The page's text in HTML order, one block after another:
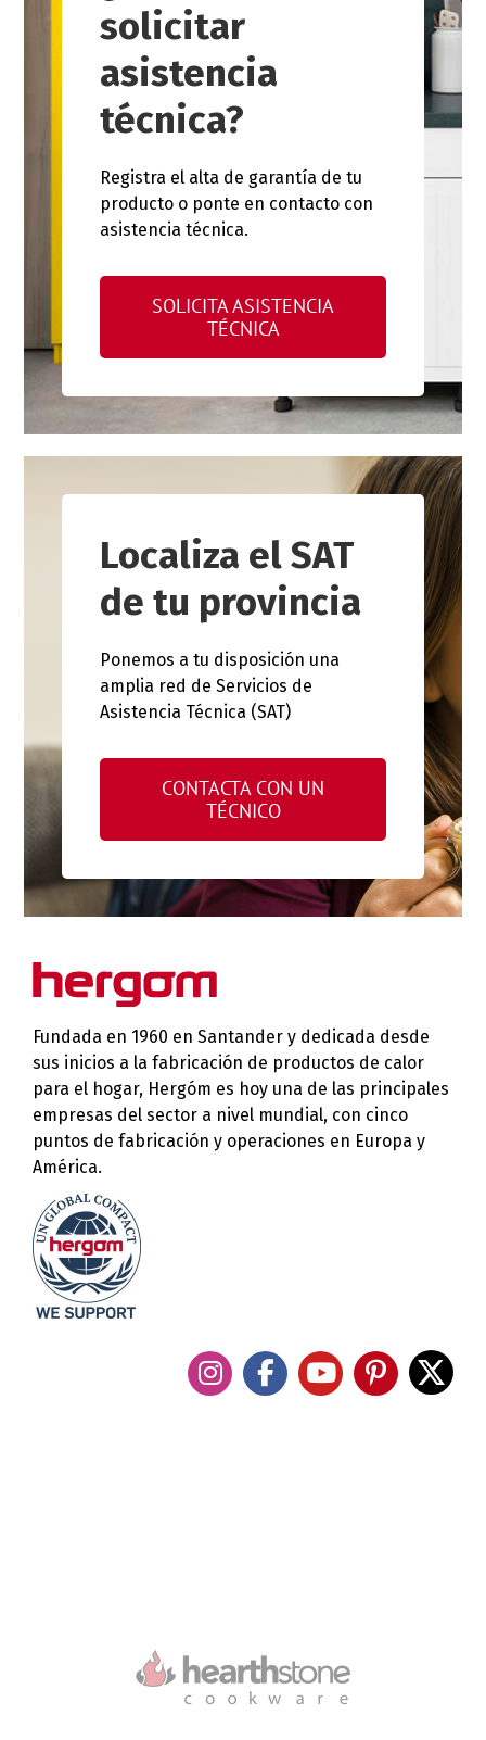
solicitar
asistencia
técnica?
Registra el alta de garantía de tu
producto o ponte en contacto con
asistencia técnica.
SOLICITA ASISTENCIA
TÉCNICA
Localiza el SAT
de tu provincia
Ponemos a tu disposición una
amplia red de Servicios de
Asistencia Técnica (SAT)
CONTACTA CON UN
TÉCNICO
Fundada en 1960 en Santander y dedicada desde
sus inicios a la fabricación de productos de calor
para el hogar, Hergóm es hoy una de las principales
empresas del sector a nivel mundial, con cinco
puntos de fabricación y operaciones en Europa y
América.